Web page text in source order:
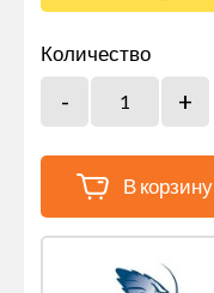
Количество
В корзину